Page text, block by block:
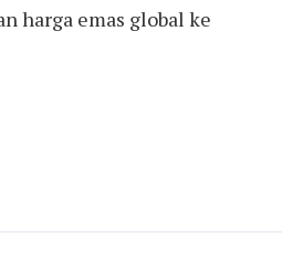
harga emas global ke